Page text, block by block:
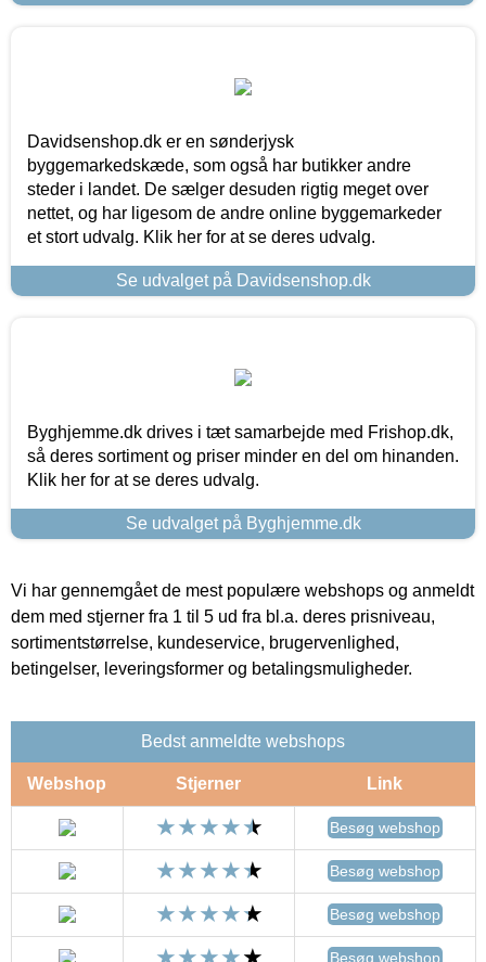
Davidsenshop.dk er en sønderjysk
byggemarkedskæde, som også har butikker andre
steder i landet. De sælger desuden rigtig meget over
nettet, og har ligesom de andre online byggemarkeder
et stort udvalg. Klik her for at se deres udvalg.
Se udvalget på Davidsenshop.dk
Byghjemme.dk drives i tæt samarbejde med Frishop.dk,
så deres sortiment og priser minder en del om hinanden.
Klik her for at se deres udvalg.
Se udvalget på Byghjemme.dk
Vi har gennemgået de mest populære webshops og anmeldt
dem med stjerner fra 1 til 5 ud fra bl.a. deres prisniveau,
sortimentstørrelse, kundeservice, brugervenlighed,
betingelser, leveringsformer og betalingsmuligheder.
Bedst anmeldte webshops
Webshop Stjerner Link
Besøg webshop
Besøg webshop
Besøg webshop
Besøg webshop